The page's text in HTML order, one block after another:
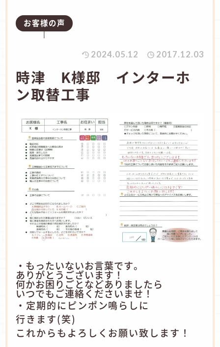
お客様の声
2024.05.12 2017.12.03
時津 K様邸 インターホ
ン取替工事
・もったいないお言葉です。
ありがとうございます！
何かお困りごとなどありましたら
いつでもご連絡くださいませ！
・定期的にピンポン鳴らしに
行きます(笑)
これからもよろしくお願い致します！